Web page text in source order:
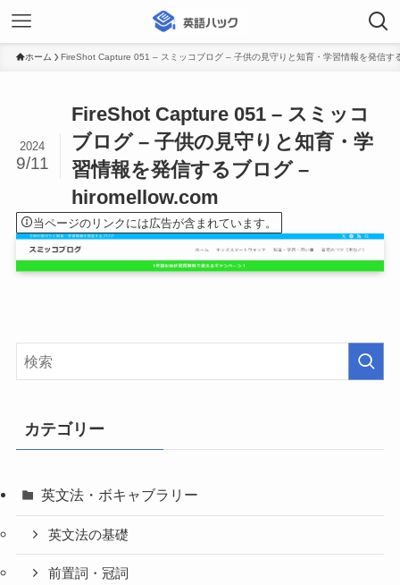
ホーム FireShot Capture 051 – スミッコブログ – 子供の見守りと知育・学習情報を発信す
FireShot Capture 051 – スミッコ
ブログ – 子供の見守りと知育・学
習情報を発信するブログ –
hiromellow.com
2024
9/11
当ページのリンクには広告が含まれています。
カテゴリー
英文法・ボキャブラリー
英文法の基礎
前置詞・冠詞